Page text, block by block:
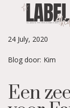
24 July, 2020
Blog door: Kim
Een